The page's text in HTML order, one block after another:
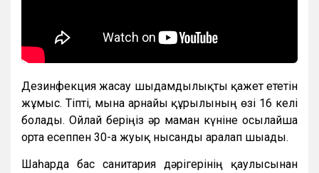
Дезинфекция жасау шыдамдылықты қажет ететін
жұмыс. Тіпті, мына арнайы құрылғының өзі 16 келі
болады. Ойлай беріңіз әр маман күніне осылайша
орта есеппен 30-ға жуық нысанды аралап шығады.
Шаһарда бас санитария дәрігерінің қаулысынан